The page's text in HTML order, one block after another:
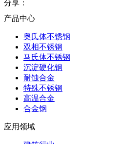
分享：
产品中心
奥氏体不锈钢
双相不锈钢
马氏体不锈钢
沉淀硬化钢
耐蚀合金
特殊不锈钢
高温合金
合金钢
应用领域